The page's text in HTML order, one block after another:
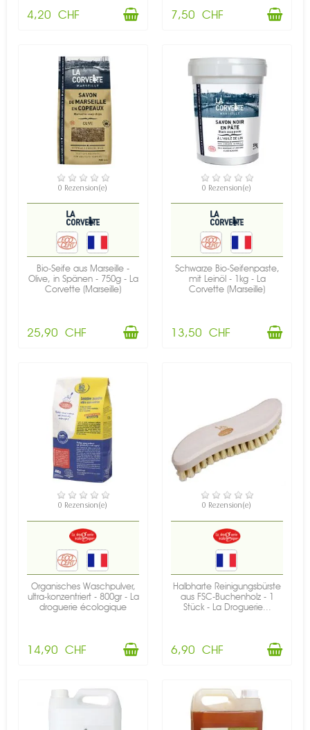
4,20 CHF 7,50 CHF
VERFÜGBAR
0 Rezension(e)
Bio-Seife aus Marseille -
Olive, in Spänen - 750g - La
Corvette (Marseille)
25,90 CHF
VERFÜGBAR
0 Rezension(e)
Schwarze Bio-Seifenpaste,
mit Leinöl - 1kg - La
Corvette (Marseille)
13,50 CHF
VERFÜGBAR
0 Rezension(e)
Organisches Waschpulver,
ultra-konzentriert - 800gr - La
droguerie écologique
14,90 CHF
VERFÜGBAR
0 Rezension(e)
Halbharte Reinigungsbürste
aus FSC-Buchenholz - 1
Stück - La Droguerie...
6,90 CHF